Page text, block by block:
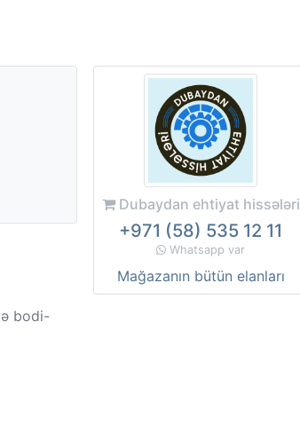
bodi-
Dubaydan ehtiyat hissələri
+971 (58) 535 12 11
Whatsapp var
Mağazanın bütün elanları